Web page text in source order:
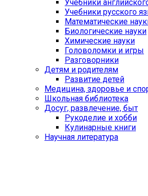
Учебники
Учебники русского
Математические
Биологические науки
Химические науки
Головоломки и игры
Разговорники
Детям и родителям
Развитие детей
Медицина, здоровье и
Школьная библиотека
Досуг, развлечение, быт
Рукоделие и хобби
Кулинарные книги
Научная литература